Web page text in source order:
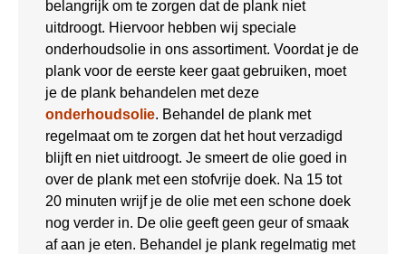
belangrijk om te zorgen dat de plank niet
uitdroogt. Hiervoor hebben wij speciale
onderhoudsolie in ons assortiment. Voordat je de
plank voor de eerste keer gaat gebruiken, moet
je de plank behandelen met deze
onderhoudsolie. Behandel de plank met
regelmaat om te zorgen dat het hout verzadigd
blijft en niet uitdroogt. Je smeert de olie goed in
over de plank met een stofvrije doek. Na 15 tot
20 minuten wrijf je de olie met een schone doek
nog verder in. De olie geeft geen geur of smaak
af aan je eten. Behandel je plank regelmatig met